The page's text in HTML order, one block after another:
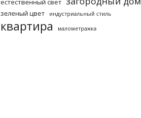
естественный свет
зеленый цвет индустриальный стиль
квартира малометражка